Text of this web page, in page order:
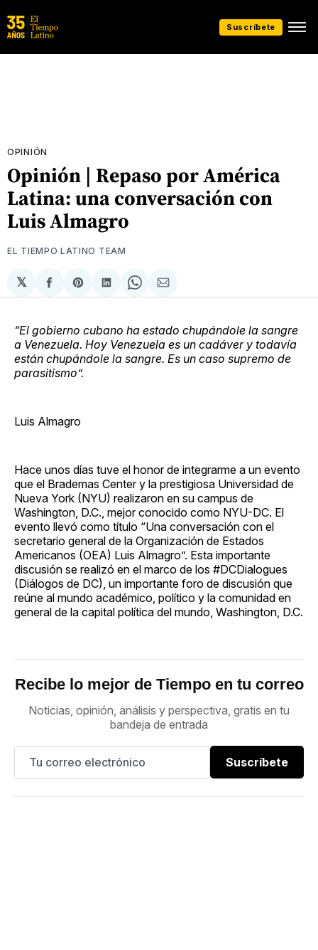
Suscríbete
OPINIÓN
Opinión | Repaso por América
Latina: una conversación con
Luis Almagro
EL TIEMPO LATINO TEAM
𝕏
Compartir
en
Share
on
Compartir
en
Share
on
Compartir
via
“El gobierno cubano ha estado chupándole la sangre
a Venezuela. Hoy Venezuela es un cadáver y todavía
están chupándole la sangre. Es un caso supremo de
parasitismo”.
Luis Almagro
Hace unos días tuve el honor de integrarme a un evento
que el Brademas Center y la prestigiosa Universidad de
Nueva York (NYU) realizaron en su campus de
Washington, D.C., mejor conocido como NYU-DC. El
evento llevó como título “Una conversación con el
secretario general de la Organización de Estados
Americanos (OEA) Luis Almagro”. Esta importante
discusión se realizó en el marco de los #DCDialogues
(Diálogos de DC), un importante foro de discusión que
reúne al mundo académico, político y la comunidad en
general de la capital política del mundo, Washington, D.C.
Recibe lo mejor de Tiempo en tu correo
Noticias, opinión, análisis y perspectiva, gratis en tu
bandeja de entrada
Suscríbete